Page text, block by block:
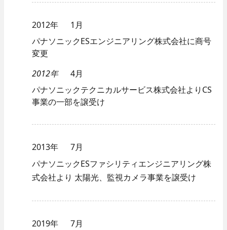
2012年
1月
パナソニックESエンジニアリング株式会社に商号
変更
2012年
4月
パナソニックテクニカルサービス株式会社よりCS
事業の一部を譲受け
2013年
7月
パナソニックESファシリティエンジニアリング株
式会社より 太陽光、監視カメラ事業を譲受け
2019年
7月